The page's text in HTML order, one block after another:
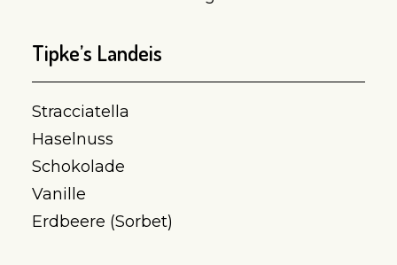
Tipke’s Landeis
Stracciatella
Haselnuss
Schokolade
Vanille
Erdbeere (Sorbet)